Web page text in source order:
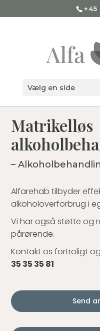
+45
Vælg en side
Matrikelløs
–
Alfarehab tilbyder
alkoholoverforbrug i
Vi har også støtte og
pårørende.
Kontakt os fortroligt
35 35 35 81
Send